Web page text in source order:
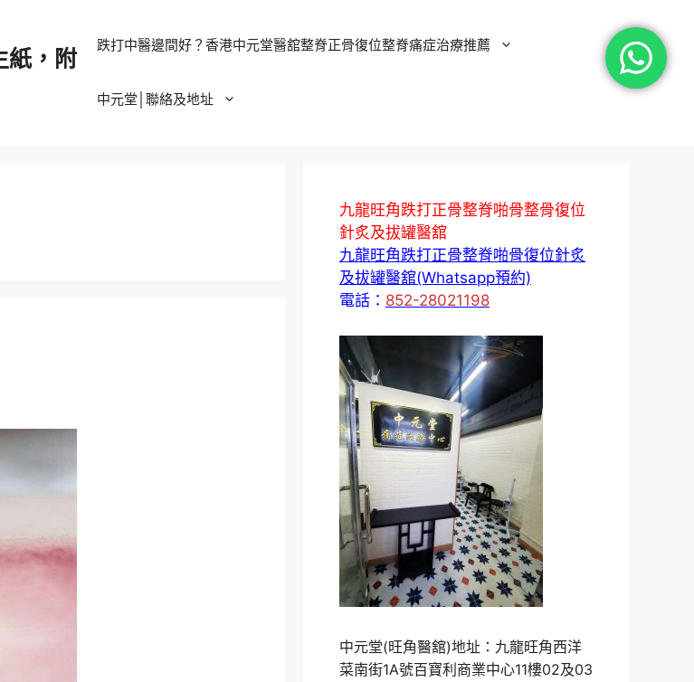
紙，附
跌打中醫邊間好？香港中元堂醫舘整脊正骨復位整脊痛症治療推薦
中元堂│聯絡及地址
九龍旺角跌打正骨整脊啪骨整骨復位
針炙及拔罐醫舘
九龍旺角跌打正骨整脊啪骨復位針炙
及拔罐醫舘(Whatsapp預約)
電話： 852-28021198
中元堂(旺角醫舘)地址：九龍旺角西洋
菜南街1A號百寶利商業中心11樓02及03